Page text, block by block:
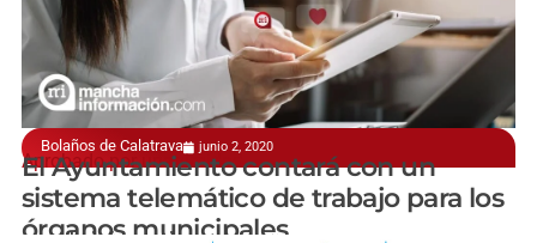
Bolaños de Calatrava junio 2, 2020
Aprobado por unanimidad
El Ayuntamiento contará con un
sistema telemático de trabajo para los
órganos municipales